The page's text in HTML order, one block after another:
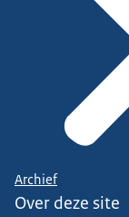
Archief
Over deze site